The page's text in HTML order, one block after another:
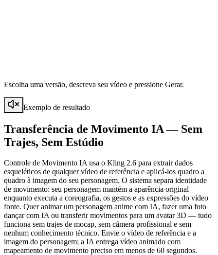
Escolha uma versão, descreva seu vídeo e pressione Gerar.
Exemplo de resultado
Transferência de Movimento IA — Sem
Trajes, Sem Estúdio
Controle de Movimento IA usa o Kling 2.6 para extrair dados
esqueléticos de qualquer vídeo de referência e aplicá-los quadro a
quadro à imagem do seu personagem. O sistema separa identidade
de movimento: seu personagem mantém a aparência original
enquanto executa a coreografia, os gestos e as expressões do vídeo
fonte. Quer animar um personagem anime com IA, fazer uma foto
dançar com IA ou transferir movimentos para um avatar 3D — tudo
funciona sem trajes de mocap, sem câmera profissional e sem
nenhum conhecimento técnico. Envie o vídeo de referência e a
imagem do personagem; a IA entrega vídeo animado com
mapeamento de movimento preciso em menos de 60 segundos.